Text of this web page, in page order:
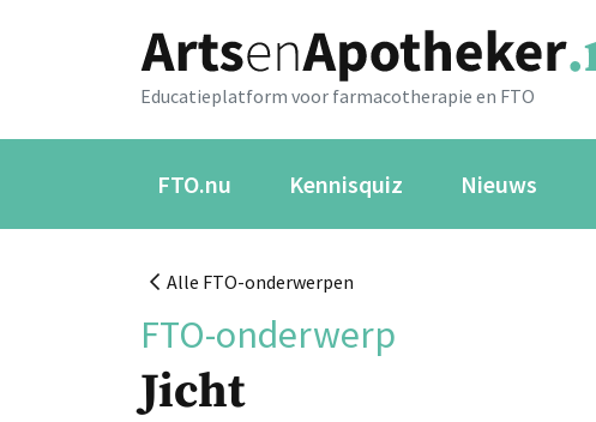
Educatieplatform voor farmacotherapie en FTO
FTO.nu Kennisquiz Nieuws
Alle FTO-onderwerpen
FTO-onderwerp
Jicht